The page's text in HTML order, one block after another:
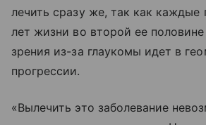
лечить сразу же, так как
лет жизни во второй ее
зрения из-за глаукомы идет в
прогрессии.
«Вылечить это заболевание